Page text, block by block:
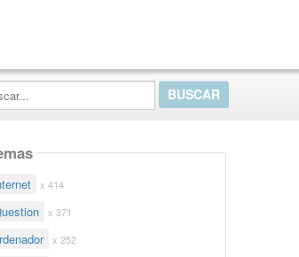
x 414
x 371
x 252